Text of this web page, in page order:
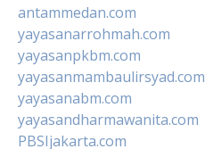
antammedan.com
yayasanarrohmah.com
yayasanpkbm.com
yayasanmambaulirsyad.com
yayasanabm.com
yayasandharmawanita.com
PBSIjakarta.com